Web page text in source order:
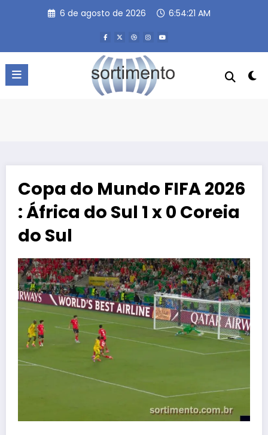
6 de agosto de 2026 6:54:21 AM
Copa do Mundo FIFA 2026
: África do Sul 1 x 0 Coreia
do Sul